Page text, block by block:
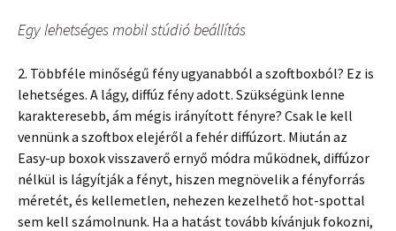
Egy lehetséges mobil stúdió beállítás
2. Többféle minőségű fény ugyanabból a szoftboxból? Ez is
lehetséges. A lágy, diffúz fény adott. Szükségünk lenne
karakteresebb, ám mégis irányított fényre? Csak le kell
vennünk a szoftbox elejéről a fehér diffúzort. Miután az
Easy-up boxok visszaverő ernyő módra működnek, diffúzor
nélkül is lágyítják a fényt, hiszen megnövelik a fényforrás
méretét, és kellemetlen, nehezen kezelhető hot-spottal
sem kell számolnunk. Ha a hatást tovább kívánjuk fokozni,